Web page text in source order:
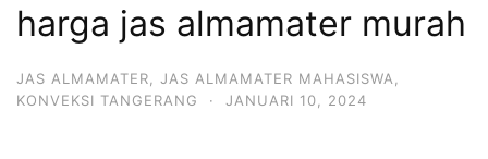
harga jas almamater murah
JAS ALMAMATER JAS ALMAMATER MAHASISWA
KONVEKSI TANGERANG
· JANUARI 10, 2024